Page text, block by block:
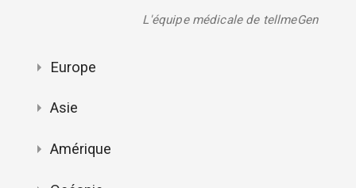
L'équipe médicale de tellmeGen
Europe
Asie
Amérique